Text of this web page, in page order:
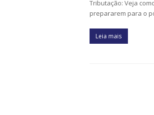
Tributação: Veja
prepararem para o
Leia mais